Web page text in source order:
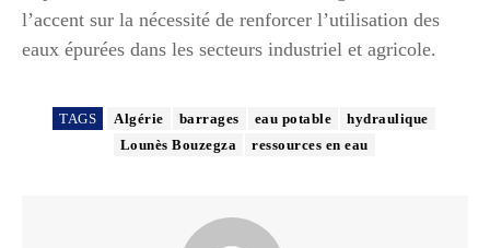
l’accent sur la nécessité de renforcer l’utilisation des
eaux épurées dans les secteurs industriel et agricole.
TAGS Algérie barrages eau potable
hydraulique
Lounès Bouzegza
ressources en eau